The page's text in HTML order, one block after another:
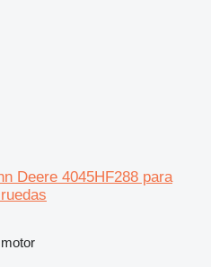
Deere 4045HF288 para